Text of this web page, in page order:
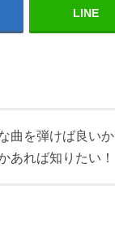
LINE
曲を弾けば良い
あれば知りたい！